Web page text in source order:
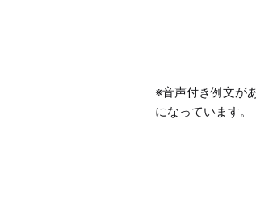
※音声付き例文が
になっています。